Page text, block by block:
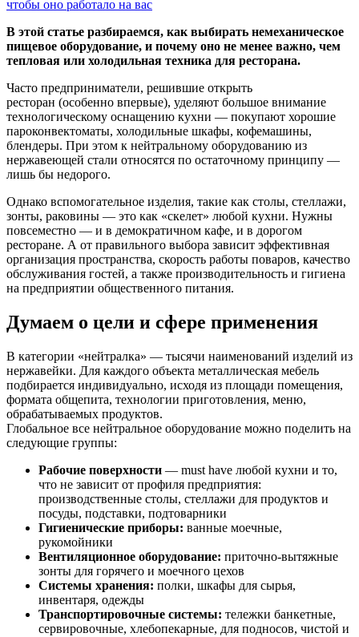
В этой статье разбираемся, как выбирать немеханическое
пищевое оборудование, и почему оно не менее важно, чем
тепловая или холодильная техника для ресторана.
Часто предприниматели, решившие открыть
ресторан (особенно впервые), уделяют большое внимание
технологическому оснащению кухни — покупают хорошие
пароконвектоматы, холодильные шкафы, кофемашины,
блендеры. При этом к нейтральному оборудованию из
нержавеющей стали относятся по остаточному принципу —
лишь бы недорого.
Однако вспомогательное изделия, такие как столы, стеллажи,
зонты, раковины — это как «скелет» любой кухни. Нужны
повсеместно — и в демократичном кафе, и в дорогом
ресторане. А от правильного выбора зависит эффективная
организация пространства, скорость работы поваров, качество
обслуживания гостей, а также производительность и гигиена
на предприятии общественного питания.
Думаем о цели и сфере применения
В категории «нейтралка» — тысячи наименований изделий из
нержавейки. Для каждого объекта металлическая мебель
подбирается индивидуально, исходя из площади помещения,
формата общепита, технологии приготовления, меню,
обрабатываемых продуктов.
Глобальное все нейтральное оборудование можно поделить на
следующие группы:
Рабочие поверхности — must have любой кухни и то,
что не зависит от профиля предприятия:
производственные столы, стеллажи для продуктов и
посуды, подставки, подтоварники
Гигиенические приборы: ванные моечные,
рукомойники
Вентиляционное оборудование: приточно-вытяжные
зонты для горячего и моечного цехов
Системы хранения: полки, шкафы для сырья,
инвентаря, одежды
Транспортировочные системы: тележки банкетные,
сервировочные, хлебопекарные, для подносов, чистой и